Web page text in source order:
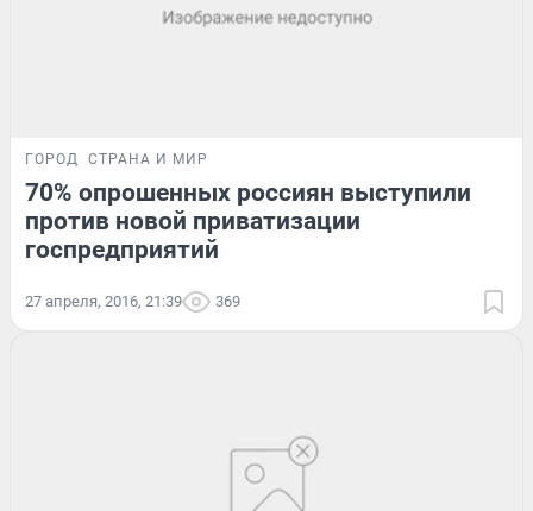
ГОРОД СТРАНА И МИР
70% опрошенных россиян выступили
против новой приватизации
госпредприятий
27 апреля, 2016, 21:39 369